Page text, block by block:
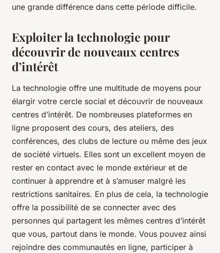
une grande différence dans cette période difficile.
Exploiter la technologie pour
découvrir de nouveaux centres
d’intérêt
La technologie offre une multitude de moyens pour
élargir votre cercle social et découvrir de nouveaux
centres d’intérêt. De nombreuses plateformes en
ligne proposent des cours, des ateliers, des
conférences, des clubs de lecture ou même des jeux
de société virtuels. Elles sont un excellent moyen de
rester en contact avec le monde extérieur et de
continuer à apprendre et à s’amuser malgré les
restrictions sanitaires. En plus de cela, la technologie
offre la possibilité de se connecter avec des
personnes qui partagent les mêmes centres d’intérêt
que vous, partout dans le monde. Vous pouvez ainsi
rejoindre des communautés en ligne, participer à